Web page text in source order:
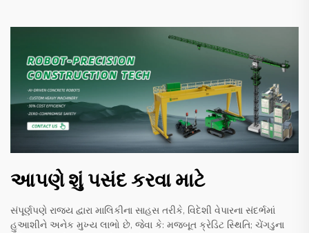
આપણે શું પસંદ કરવા માટે
સંપૂર્ણપણે રાજ્ય દ્વારા માલિકીના સાહસ તરીકે, વિદેશી વેપારના સંદર્ભમાં
હુઆશીને અનેક મુખ્ય લાભો છે, જેવા કે: મજબૂત ક્રેડિટ સ્થિતિ; ચેંગડુના